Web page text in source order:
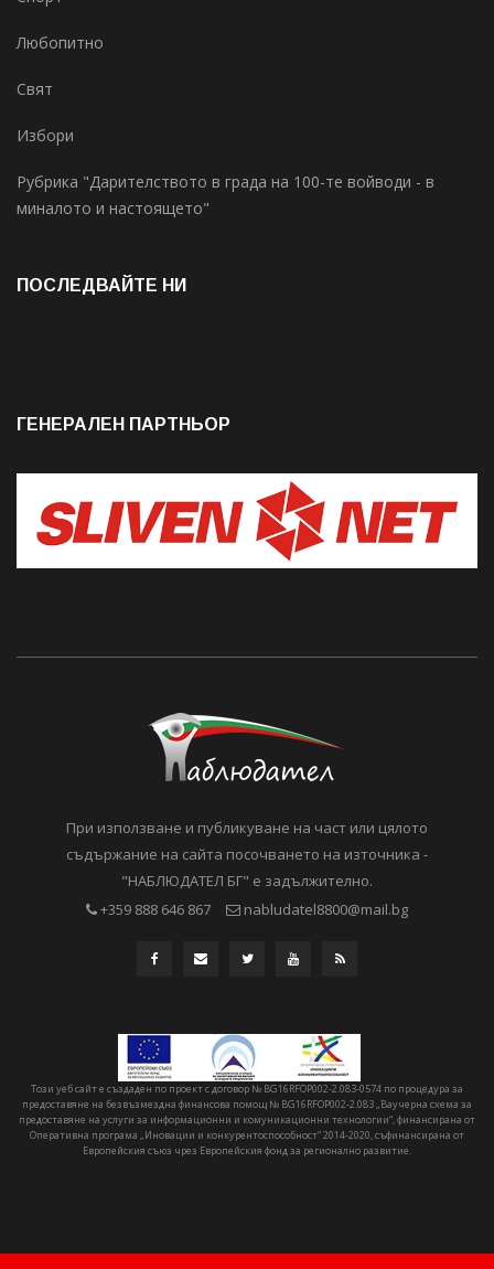
Любопитно
Свят
Избори
Рубрика "Дарителството в града на 100-те войводи - в
миналото и настоящето"
ПОСЛЕДВАЙТЕ НИ
ГЕНЕРАЛЕН ПАРТНЬОР
При използване и публикуване на част или цялото
съдържание на сайта посочването на източника -
"НАБЛЮДАТЕЛ БГ" е задължително.
+359 888 646 867
nabludatel8800@mail.bg
Този уеб сайт е създаден по проект с договор № BG16RFOP002-2.083-0574 по процедура за
предоставяне на безвъзмездна финансова помощ № BG16RFOP002-2.083 „Ваучерна схема за
предоставяне на услуги за информационни и комуникационни технологии“, финансирана от
Оперативна програма „Иновации и конкурентоспособност“ 2014-2020, съфинансирана от
Европейския съюз чрез Европейския фонд за регионално развитие.